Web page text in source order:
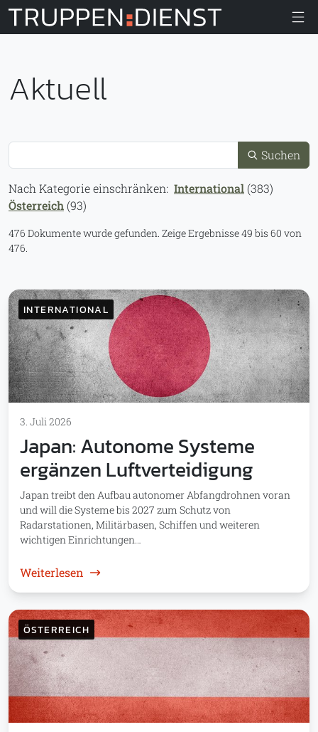
Truppendienst
Aktuell
Suchen
Nach Kategorie einschränken: International (383)
Österreich (93)
476 Dokumente wurde gefunden. Zeige Ergebnisse 49 bis 60 von
476.
INTERNATIONAL
3. Juli 2026
Japan: Autonome Systeme
ergänzen Luftverteidigung
Japan treibt den Aufbau autonomer Abfangdrohnen voran
und will die Systeme bis 2027 zum Schutz von
Radarstationen, Militärbasen, Schiffen und weiteren
wichtigen Einrichtungen…
Weiterlesen : Japan: Autonome Systeme ergänzen
ÖSTERREICH